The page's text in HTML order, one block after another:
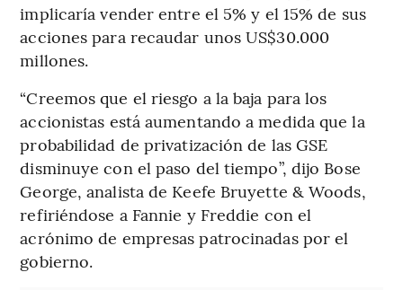
implicaría vender entre el 5% y el 15% de sus
acciones para recaudar unos US$30.000
millones.
“Creemos que el riesgo a la baja para los
accionistas está aumentando a medida que la
probabilidad de privatización de las GSE
disminuye con el paso del tiempo”, dijo Bose
George, analista de Keefe Bruyette & Woods,
refiriéndose a Fannie y Freddie con el
acrónimo de empresas patrocinadas por el
gobierno.